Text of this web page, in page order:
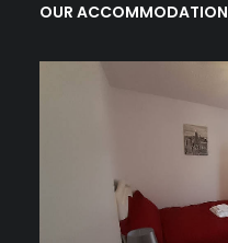
OUR ACCOMMODATION